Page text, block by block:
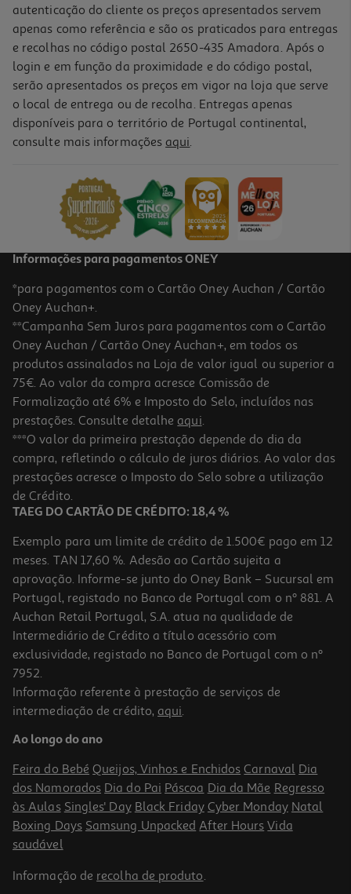
5.0
Pre Workout Optim Nut Maça Verde 330g
29,99 €
Pré-Treino Myprotein Manga Laranja Maracuja 150g
99.93 €/Kg
14,99 €
Pré-Treino Myprotein Origin Framboesa 600g
49.83 €/Kg
29,90 €
autenticação do cliente os preços apresentados servem
apenas como referência e são os praticados para entregas
e recolhas no código postal 2650-435 Amadora. Após o
login e em função da proximidade e do código postal,
serão apresentados os preços em vigor na loja que serve
o local de entrega ou de recolha. Entregas apenas
disponíveis para o território de Portugal continental,
consulte mais informações aqui.
Informações para pagamentos ONEY
*para pagamentos com o Cartão Oney Auchan / Cartão
Oney Auchan+.
**Campanha Sem Juros para pagamentos com o Cartão
Oney Auchan / Cartão Oney Auchan+, em todos os
produtos assinalados na Loja de valor igual ou superior a
75€. Ao valor da compra acresce Comissão de
Formalização até 6% e Imposto do Selo, incluídos nas
prestações. Consulte detalhe aqui.
***O valor da primeira prestação depende do dia da
compra, refletindo o cálculo de juros diários. Ao valor das
prestações acresce o Imposto do Selo sobre a utilização
de Crédito.
TAEG DO CARTÃO DE CRÉDITO: 18,4 %
Exemplo para um limite de crédito de 1.500€ pago em 12
meses. TAN 17,60 %. Adesão ao Cartão sujeita a
aprovação. Informe-se junto do Oney Bank – Sucursal em
Portugal, registado no Banco de Portugal com o nº 881. A
Auchan Retail Portugal, S.A. atua na qualidade de
Intermediário de Crédito a título acessório com
exclusividade, registado no Banco de Portugal com o nº
7952.
Informação referente à prestação de serviços de
intermediação de crédito, aqui.
Ao longo do ano
Feira do Bebé Queijos, Vinhos e Enchidos Carnaval Dia
dos Namorados Dia do Pai Páscoa Dia da Mãe Regresso
às Aulas Singles' Day Black Friday Cyber Monday Natal
Boxing Days Samsung Unpacked After Hours Vida
saudável
Informação de recolha de produto.